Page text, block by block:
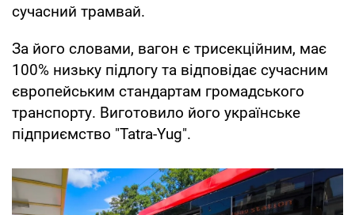
сучасний трамвай.
За його словами, вагон є трисекційним, має
100% низьку підлогу та відповідає сучасним
європейським стандартам громадського
транспорту. Виготовило його українське
підприємство "Tatra-Yug".